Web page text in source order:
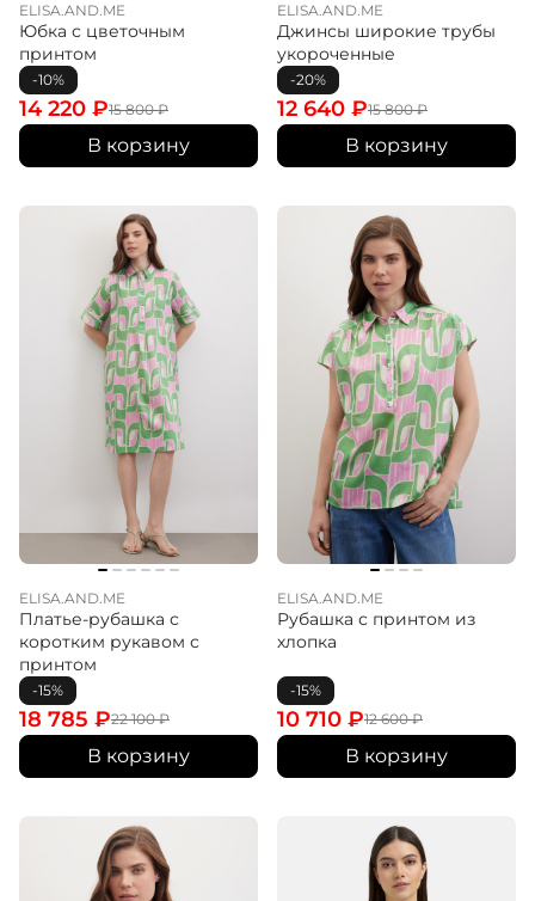
ELISA.AND.ME
Юбка с цветочным
принтом
-10%
15 800₽
14 220 ₽
В корзину
ELISA.AND.ME
Джинсы широкие трубы
укороченные
-20%
15 800₽
12 640 ₽
В корзину
ELISA.AND.ME
Платье-рубашка с
коротким рукавом с
принтом
-15%
22 100₽
18 785 ₽
В корзину
ELISA.AND.ME
Рубашка с принтом из
хлопка
-15%
12 600₽
10 710 ₽
В корзину